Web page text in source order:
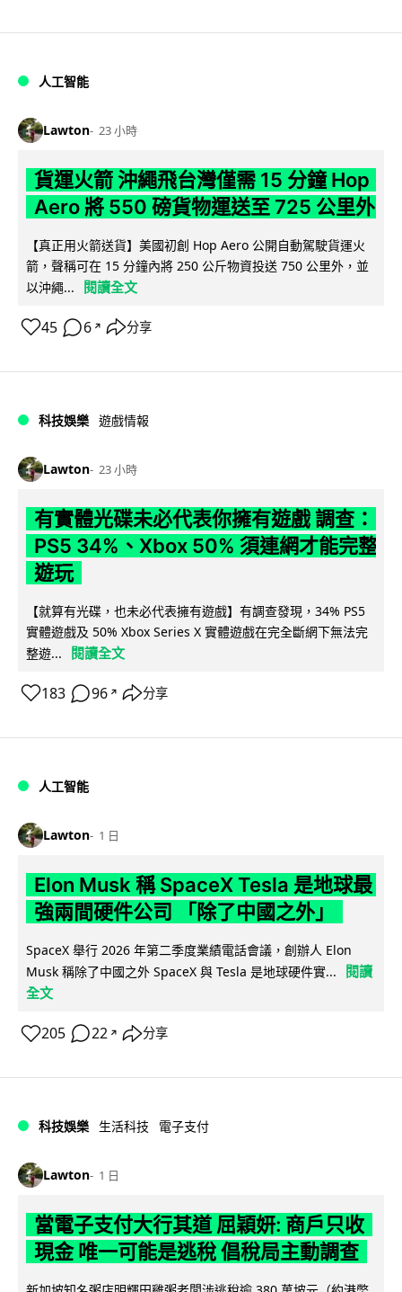
人工智能
Lawton 23 小時
貨運火箭 沖繩飛台灣僅需 15 分鐘 Hop
Aero 將 550 磅貨物運送至 725 公里外
【真正用火箭送貨】美國初創 Hop Aero 公開自動駕駛貨運火
箭，聲稱可在 15 分鐘內將 250 公斤物資投送 750 公里外，並
以沖繩...
閱讀全文
45 6 ↗ 分享
科技娛樂 遊戲情報
Lawton 23 小時
有實體光碟未必代表你擁有遊戲 調查：
PS5 34%、Xbox 50% 須連網才能完整
遊玩
【就算有光碟，也未必代表擁有遊戲】有調查發現，34% PS5
實體遊戲及 50% Xbox Series X 實體遊戲在完全斷網下無法完
整遊...
閱讀全文
183 96 ↗ 分享
人工智能
Lawton 1 日
Elon Musk 稱 SpaceX Tesla 是地球最
強兩間硬件公司 「除了中國之外」
SpaceX 舉行 2026 年第二季度業績電話會議，創辦人 Elon
Musk 稱除了中國之外 SpaceX 與 Tesla 是地球硬件實...
閱讀
全文
205 22 ↗ 分享
科技娛樂 生活科技 電子支付
Lawton 1 日
當電子支付大行其道 屈穎妍: 商戶只收
現金 唯一可能是逃稅 倡稅局主動調查